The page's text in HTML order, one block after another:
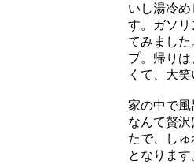
いし湯冷
す。ガソ
てみまし
プ。帰り
くて、大
家の中で
なんて贅
たで、し
となりま